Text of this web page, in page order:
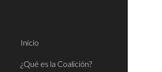
Inicio
¿Qué es la Coalición?